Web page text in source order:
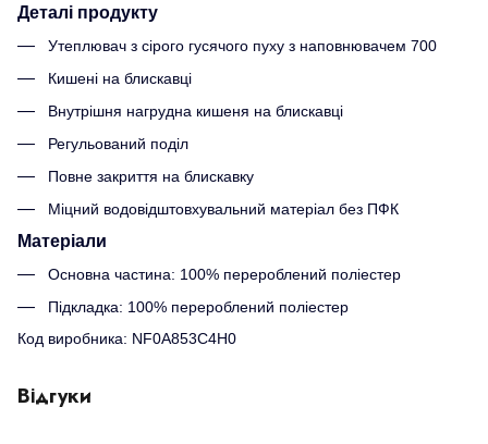
Деталі продукту
Утеплювач з сірого гусячого пуху з наповнювачем 700
Кишені на блискавці
Внутрішня нагрудна кишеня на блискавці
Регульований поділ
Повне закриття на блискавку
Міцний водовідштовхувальний матеріал без ПФК
Матеріали
Основна частина: 100% перероблений поліестер
Підкладка: 100% перероблений поліестер
Код виробника: NF0A853C4H0
Відгуки